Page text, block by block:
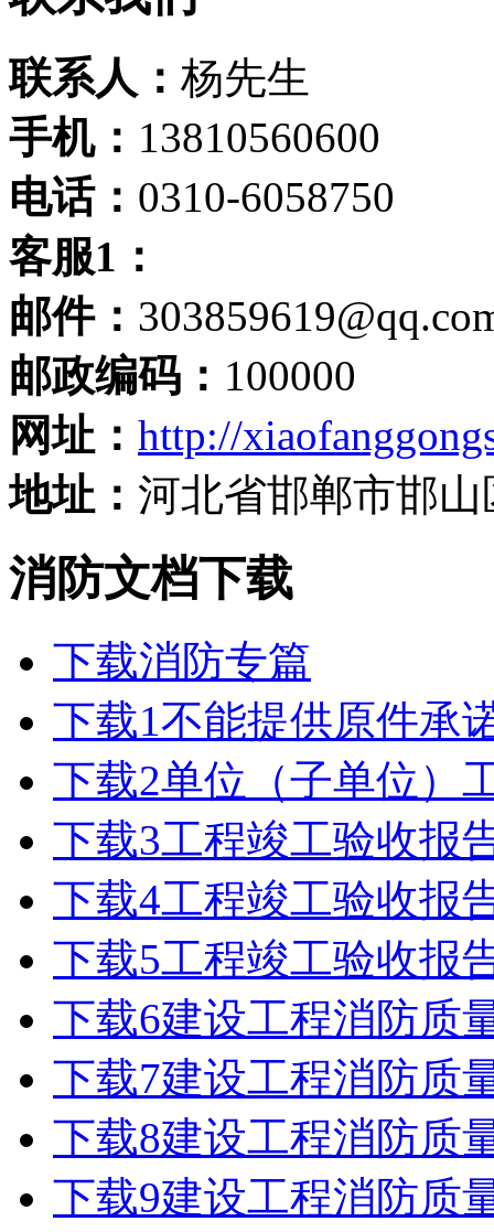
联系人： 杨先生
手机： 13810560600
电话： 0310-6058750
客服1：
邮件：
邮政编码： 100000
网址： http://
地址： 河北省邯郸市邯
消防文档下载
下载消防专篇
下载1不能提供原件承
下载2单位（子单位）
下载3工程竣工验收报
下载4工程竣工验收报
下载5工程竣工验收报
下载6建设工程消防质
下载7建设工程消防质
下载8建设工程消防质
下载9建设工程消防质